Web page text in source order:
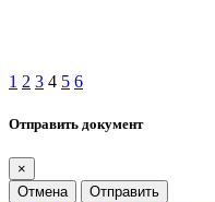
1 2 3 4 5 6
Отправить документ
×
Отмена
Отправить